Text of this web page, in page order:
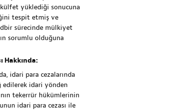
külfet yüklediği sonucuna
tespit etmiş ve
sürecinde mülkiyet
sorumlu olduğuna
Hakkında:
idari para cezalarında
idari yönden
tekerrür hükümlerinin
idari para cezası ile